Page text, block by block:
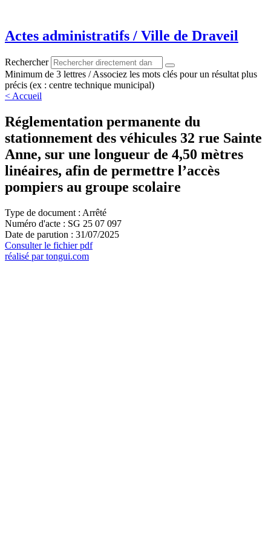
contenu
Actes administratifs / Ville de Draveil
Rechercher
Minimum de 3 lettres / Associez les mots clés pour un résultat plus
précis (ex : centre technique municipal)
< Accueil
Réglementation permanente du
stationnement des véhicules 32 rue Sainte
Anne, sur une longueur de 4,50 mètres
linéaires, afin de permettre l’accès
pompiers au groupe scolaire
Type de document : Arrêté
Numéro d'acte : SG 25 07 097
Date de parution : 31/07/2025
Consulter le fichier pdf
réalisé par tongui.com